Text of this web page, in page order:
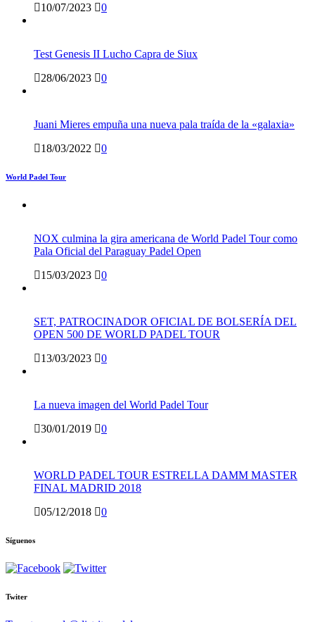
10/07/2023
0
Test Genesis II Lucho Capra de Siux
28/06/2023
0
Juani Mieres empuña una nueva pala traída de la «galaxia»
18/03/2022
0
World Padel Tour
NOX culmina la gira americana de World Padel Tour como
Pala Oficial del Paraguay Padel Open
15/03/2023
0
SET, PATROCINADOR OFICIAL DE BOLSERÍA DEL
OPEN 500 DE WORLD PADEL TOUR
13/03/2023
0
La nueva imagen del World Padel Tour
30/01/2019
0
WORLD PADEL TOUR ESTRELLA DAMM MASTER
FINAL MADRID 2018
05/12/2018
0
Síguenos
Twiter